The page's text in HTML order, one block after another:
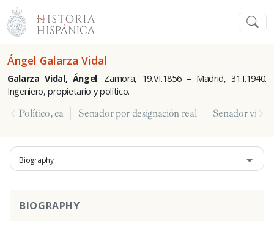
Ángel Galarza Vidal
Galarza Vidal, Ángel. Zamora, 19.VI.1856 – Madrid, 31.I.1940.
Ingeniero, propietario y político.
Político, ca Senador por designación real Senador
Biography
BIOGRAPHY